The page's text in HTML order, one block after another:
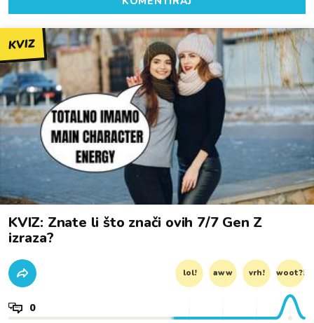
KVIZ
KVIZ: Znate li što znači ovih 7/7 Gen Z
izraza?
lol! aww vrh! woot?!
0